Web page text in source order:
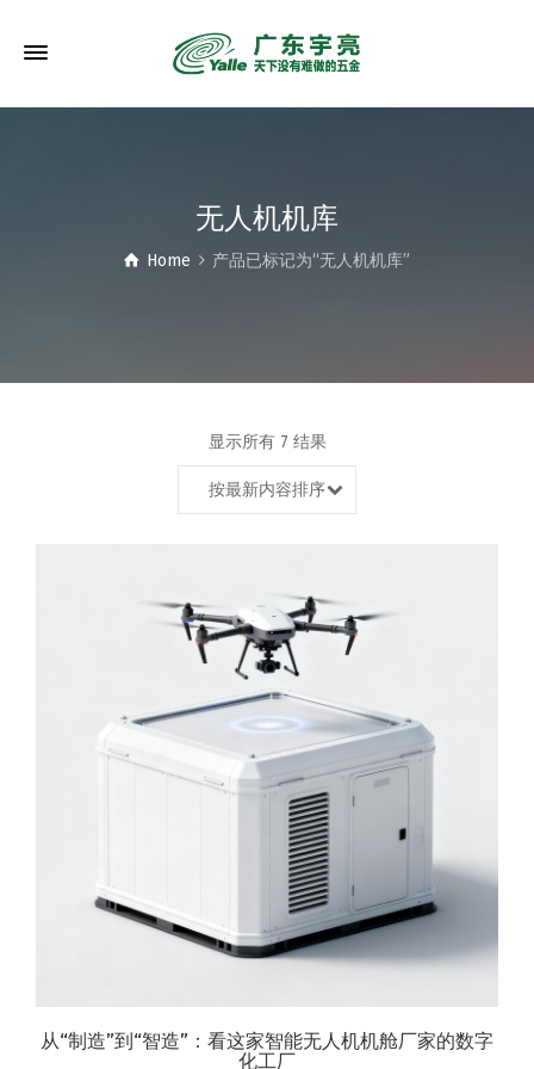
无人机机库
Home 产品已标记为“无人机机库”
显示所有 7 结果
按最新内容排序
从“制造”到“智造”：看这家智能无人机机舱厂家的数字
化工厂